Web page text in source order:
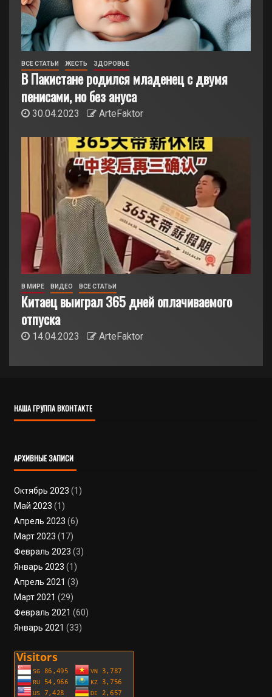
ВСЕ СТАТЬИ ЖЕСТЬ ЗДОРОВЬЕ
В Пакистане родился младенец с двумя
пенисами, но без ануса
30.04.2023 ArteFaktor
В МИРЕ ВИДЕО ВСЕ СТАТЬИ
Китаец выиграл 365 дней оплачиваемого
отпуска
14.04.2023 ArteFaktor
НАША ГРУППА ВКОНТАКТЕ
АРХИВНЫЕ ЗАПИСИ
Октябрь 2023 (1)
Май 2023 (1)
Апрель 2023 (6)
Март 2023 (17)
Февраль 2023 (3)
Январь 2023 (1)
Апрель 2021 (3)
Март 2021 (29)
Февраль 2021 (60)
Январь 2021 (33)